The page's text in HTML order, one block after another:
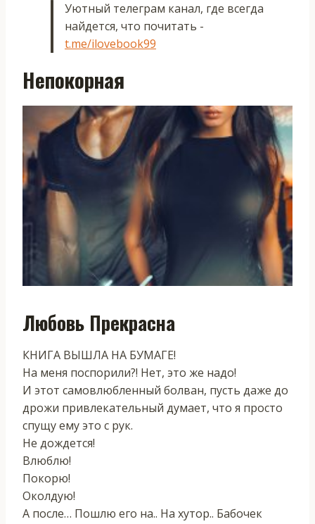
Уютный телеграм канал, где всегда
найдется, что почитать -
t.me/ilovebook99
Непокорная
Любовь Прекрасна
КНИГА ВЫШЛА НА БУМАГЕ!
На меня поспорили?! Нет, это же надо!
И этот самовлюбленный болван, пусть даже до
дрожи привлекательный думает, что я просто
спущу ему это с рук.
Не дождется!
Влюблю!
Покорю!
Околдую!
А после… Пошлю его на.. На хутор.. Бабочек